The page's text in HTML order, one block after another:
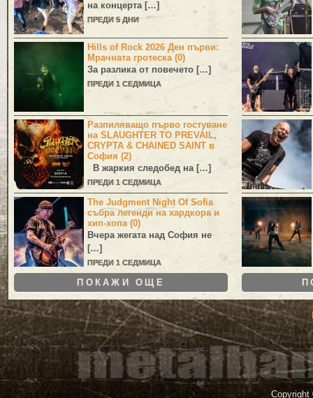
на концерта […]
ПРЕДИ 5 ДНИ
Hills of Rock 2026 Ден първи:
Мрачната гротеска (0)
За разлика от повечето […]
ПРЕДИ 1 СЕДМИЦА
Разпиляващо първо гостуване
на SLAUGHTER TO PREVAIL,
CRYPTA & CHAINED SAINT в
София (2)
В жаркия следобед на […]
ПРЕДИ 1 СЕДМИЦА
The Judgment Night Of Sofia
събра легенди на хардкора и
хип-хопа (0)
Вчера жегата над София не
[…]
ПРЕДИ 1 СЕДМИЦА
ПОКАЖИ ОЩЕ